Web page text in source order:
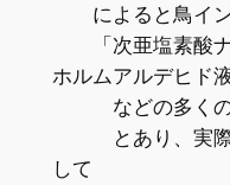
によると鳥イン
「次亜塩素酸ナ
ホルムアルデヒド
などの多くの消
とあり、実際
して